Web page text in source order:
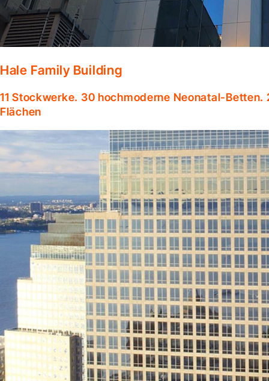
Hale Family Building
11 Stockwerke. 30 hochmoderne Neonatal-
Flächen